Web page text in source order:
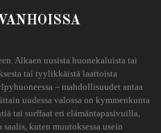
Alkaen uusista huonekaluista tai
tai tyylikkäistä laattoista
– mahdollisuudet antaa
uudessa valossa on kymmenkunta
tai surffaat eri elämäntapasivuilla,
kuten muutoksessa usein